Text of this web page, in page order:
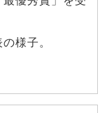
様子。